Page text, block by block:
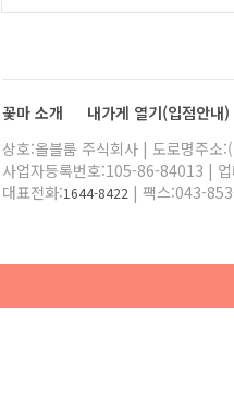
꽃마 소개 내가게 열기(입점안내)
상호:올블룸 주식회사 | 도로명주
사업자등록번호:105-86-84013 |
대표전화:1644-8422 | 팩스:043-